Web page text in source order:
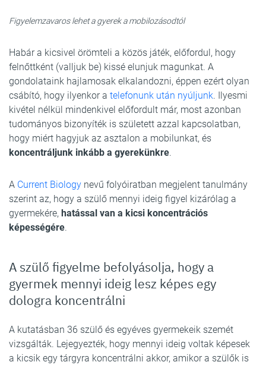
Figyelemzavaros lehet a gyerek a mobilozásodtól
Habár a kicsivel örömteli a közös játék, előfordul, hogy
felnőttként (valljuk be) kissé elunjuk magunkat. A
gondolataink hajlamosak elkalandozni, éppen ezért olyan
csábító, hogy ilyenkor a telefonunk után nyúljunk. Ilyesmi
kivétel nélkül mindenkivel előfordult már, most azonban
tudományos bizonyíték is született azzal kapcsolatban,
hogy miért hagyjuk az asztalon a mobilunkat, és
koncentráljunk inkább a gyerekünkre.
A Current Biology nevű folyóiratban megjelent tanulmány
szerint az, hogy a szülő mennyi ideig figyel kizárólag a
gyermekére, hatással van a kicsi koncentrációs
képességére.
A szülő figyelme befolyásolja, hogy a
gyermek mennyi ideig lesz képes egy
dologra koncentrálni
A kutatásban 36 szülő és egyéves gyermekeik szemét
vizsgálták. Lejegyezték, hogy mennyi ideig voltak képesek
a kicsik egy tárgyra koncentrálni akkor, amikor a szülők is